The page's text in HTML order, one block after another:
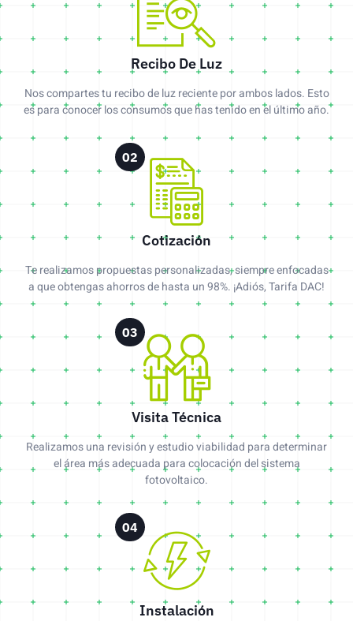
Recibo De Luz
Nos compartes tu recibo de luz reciente por ambos lados. Esto
es para conocer los consumos que has tenido en el último año.
02
Cotización
Te realizamos propuestas personalizadas, siempre enfocadas
a que obtengas ahorros de hasta un 98%. ¡Adiós, Tarifa DAC!
03
Visita Técnica
Realizamos una revisión y estudio viabilidad para determinar
el área más adecuada para colocación del sistema
fotovoltaico.
04
Instalación